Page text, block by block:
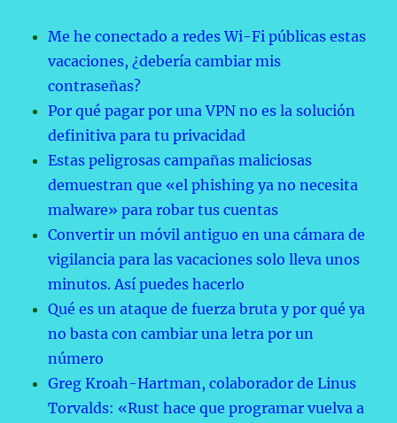
Me he conectado a redes Wi-Fi públicas estas
vacaciones, ¿debería cambiar mis
contraseñas?
Por qué pagar por una VPN no es la solución
definitiva para tu privacidad
Estas peligrosas campañas maliciosas
demuestran que «el phishing ya no necesita
malware» para robar tus cuentas
Convertir un móvil antiguo en una cámara de
vigilancia para las vacaciones solo lleva unos
minutos. Así puedes hacerlo
Qué es un ataque de fuerza bruta y por qué ya
no basta con cambiar una letra por un
número
Greg Kroah-Hartman, colaborador de Linus
Torvalds: «Rust hace que programar vuelva a